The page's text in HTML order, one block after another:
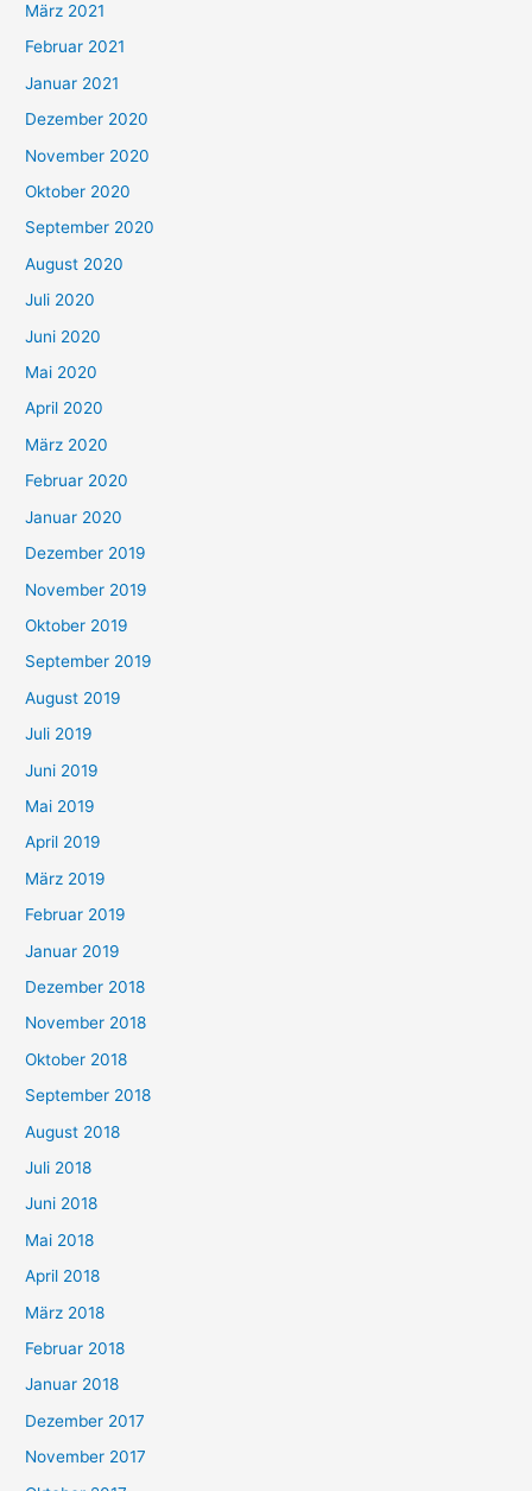
März 2021
Februar 2021
Januar 2021
Dezember 2020
November 2020
Oktober 2020
September 2020
August 2020
Juli 2020
Juni 2020
Mai 2020
April 2020
März 2020
Februar 2020
Januar 2020
Dezember 2019
November 2019
Oktober 2019
September 2019
August 2019
Juli 2019
Juni 2019
Mai 2019
April 2019
März 2019
Februar 2019
Januar 2019
Dezember 2018
November 2018
Oktober 2018
September 2018
August 2018
Juli 2018
Juni 2018
Mai 2018
April 2018
März 2018
Februar 2018
Januar 2018
Dezember 2017
November 2017